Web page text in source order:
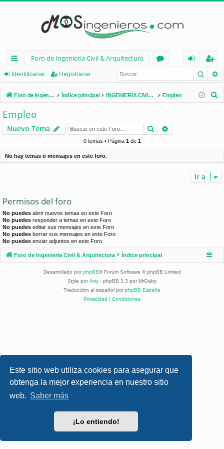
Este sitio web utiliza cookies para asegurar que
obtenga la mejor experiencia en nuestro sitio
web. Saber más
¡Lo entiendo!
nl
ac
es
rá
pi
d
Foro de Ingenieria Civil & Arquitectura
os
nt
ifi
e
eg
ist
ra
Identificarse Registrarse
Foro de Ingenieria Civil & Arquitectura Índice principal INGENIERÍA CIVIL (España) Empleo
r
Empleo
Nuevo Tema Buscar
0 temas • Página 1de 1
No hay temas o mensajes en este foro.
Ir a
Permisos del foro
No puedes abrir nuevos temas en este Foro
No puedes responder a temas en este Foro
No puedes editar sus mensajes en este Foro
No puedes borrar sus mensajes en este Foro
No puedes enviar adjuntos en este Foro
Foro de Ingenieria Civil & Arquitectura Índice principal
Desarrollado por phpBB® Forum Software © phpBB Limited
Style por Arty - phpBB 3.3 por MrGaby
Traducción al español por phpBB España
Privacidad | Condiciones